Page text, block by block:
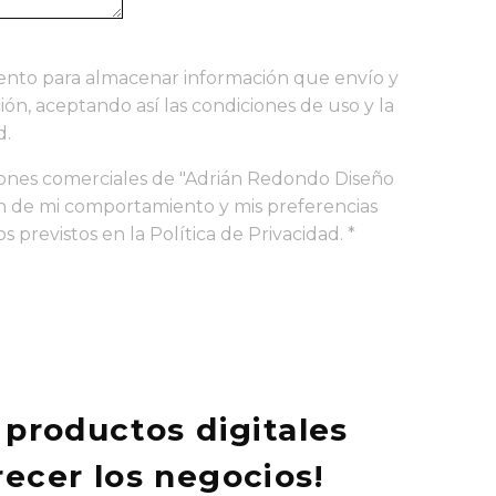
para almacenar información que envío y
aceptando así las condiciones de uso y la
comerciales de "Adrián Redondo Diseño
de mi comportamiento y mis preferencias
previstos en la Política de Privacidad. *
productos digitales
los negocios!